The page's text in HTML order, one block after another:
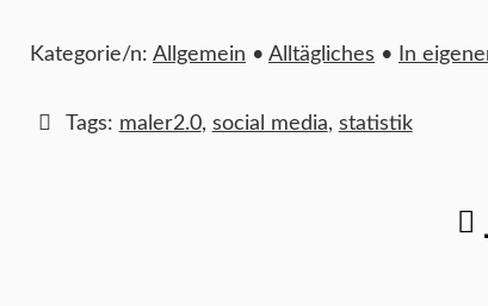
Kategorie/n: Allgemein • Alltägliches • In
Tags: maler2.0, social media, statistik